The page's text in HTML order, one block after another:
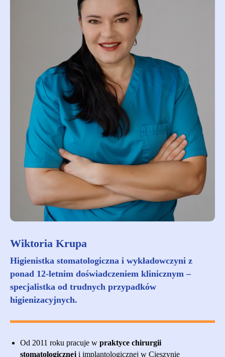
Wiktoria Krupa
Higienistka stomatologiczna i wykładowczyni z
ponad 12-letnim doświadczeniem klinicznym –
specjalistka od trudnych przypadków
higienizacyjnych.
Od 2011 roku pracuje w praktyce chirurgii
stomatologicznej i implantologicznej w Cieszynie